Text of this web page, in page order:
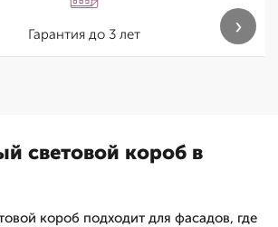
Гарантия до 3 лет ›
световой короб в
короб подходит для фасадов, где